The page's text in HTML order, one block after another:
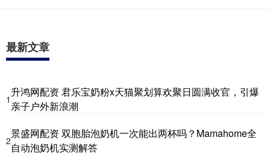
最新文章
1
升鸿网配资 君乐宝奶粉x天猫聚划算欢聚日圆满收官，引爆
亲子户外新浪潮
2
景盛网配资 双胞胎泡奶机一次能出两杯吗？Mamahome全
自动泡奶机实测解答